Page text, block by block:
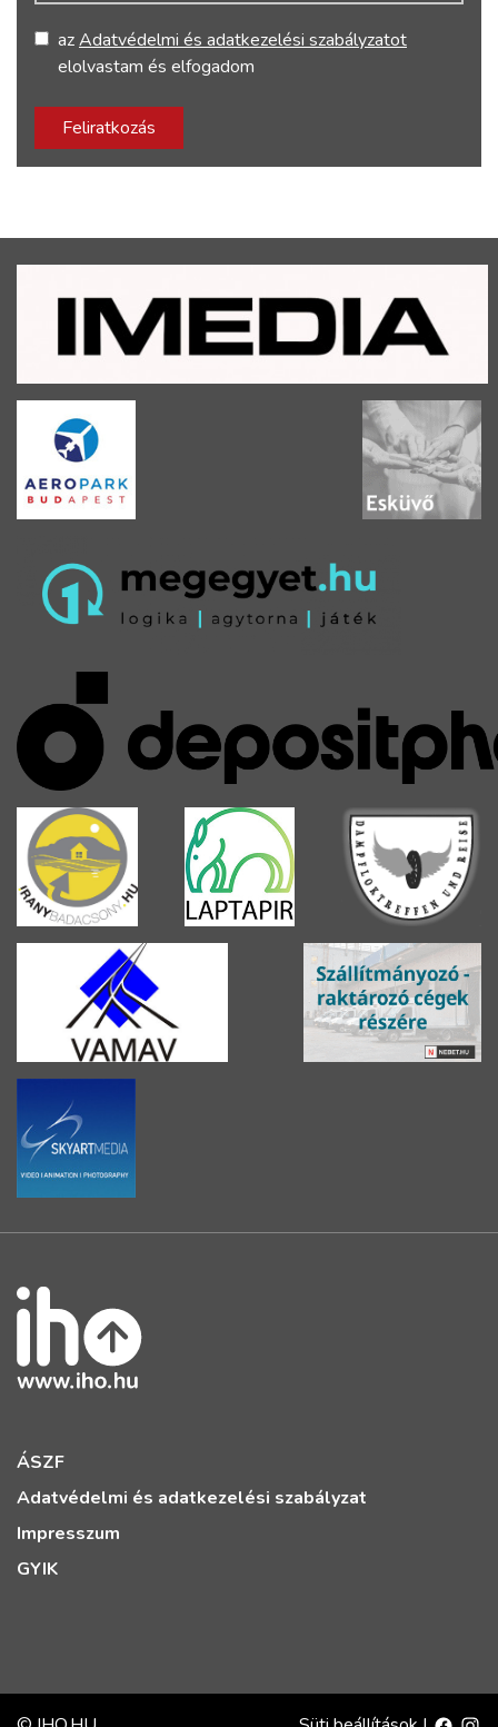
azAdatvédelmi és adatkezelési szabályzatot
elolvastam és elfogadom
Feliratkozás
ÁSZF
Adatvédelmi és adatkezelési szabályzat
Impresszum
GYIK